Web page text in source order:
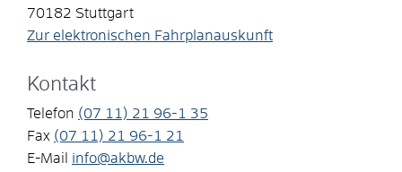
70182 Stuttgart
Zur elektronischen Fahrplanauskunft
Kontakt
Telefon (07 11) 21 96-1
35
Fax (07 11) 21 96-1
21
E-Mail
info@akbw.de